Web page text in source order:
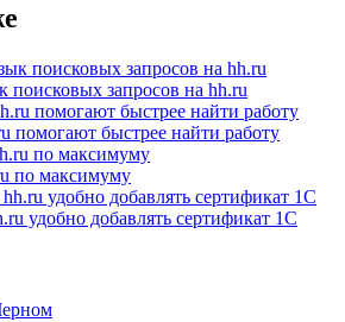
поисковых запросов на hh.ru
помогают быстрее найти работу
по максимуму
удобно добавлять сертификат 1С